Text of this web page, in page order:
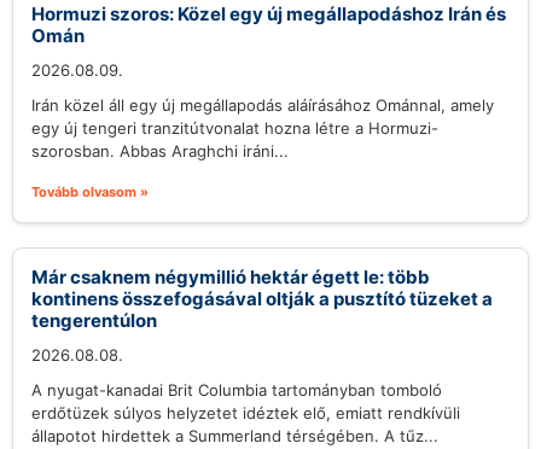
Hormuzi szoros: Közel egy új megállapodáshoz Irán és
Omán
2026.08.09.
Irán közel áll egy új megállapodás aláírásához Ománnal, amely
egy új tengeri tranzitútvonalat hozna létre a Hormuzi-
szorosban. Abbas Araghchi iráni...
Tovább olvasom »
Már csaknem négymillió hektár égett le: több
kontinens összefogásával oltják a pusztító tüzeket a
tengerentúlon
2026.08.08.
A nyugat-kanadai Brit Columbia tartományban tomboló
erdőtüzek súlyos helyzetet idéztek elő, emiatt rendkívüli
állapotot hirdettek a Summerland térségében. A tűz...